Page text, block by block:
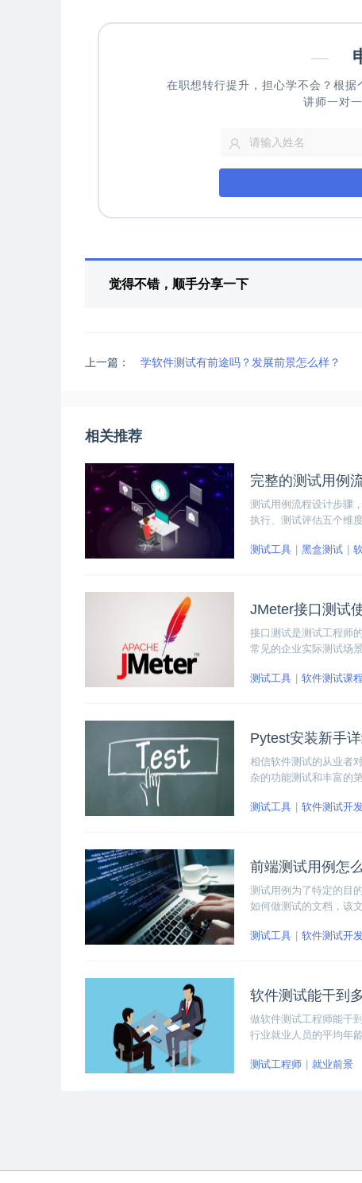
—
在职想转行提升，担心学不会？根
讲师一对
觉得不错，顺手分享一下
上一篇： 学软件测试有前途吗？发展前景怎么样？
相关推荐
完整的测试用例
测试用例流程设计步骤
执行、测试评估五个维
测试工具 黑盒测试
JMeter接口测试
接口测试是测试工程师
常见的企业实际测试场
测试工具 软件测试课程
Pytest安装新手
相信软件测试的从业者
杂的功能测试和丰富的
测试工具 软件测试开
前端测试用例怎
测试用例为了特定的目
如何做测试的文档，该
测试工具 软件测试开
软件测试能干到
做软件测试工程师能干
行业就业人员的平均年
测试工程师 就业前景